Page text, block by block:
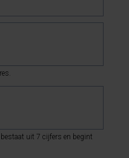
uit 7 cijfers en begint